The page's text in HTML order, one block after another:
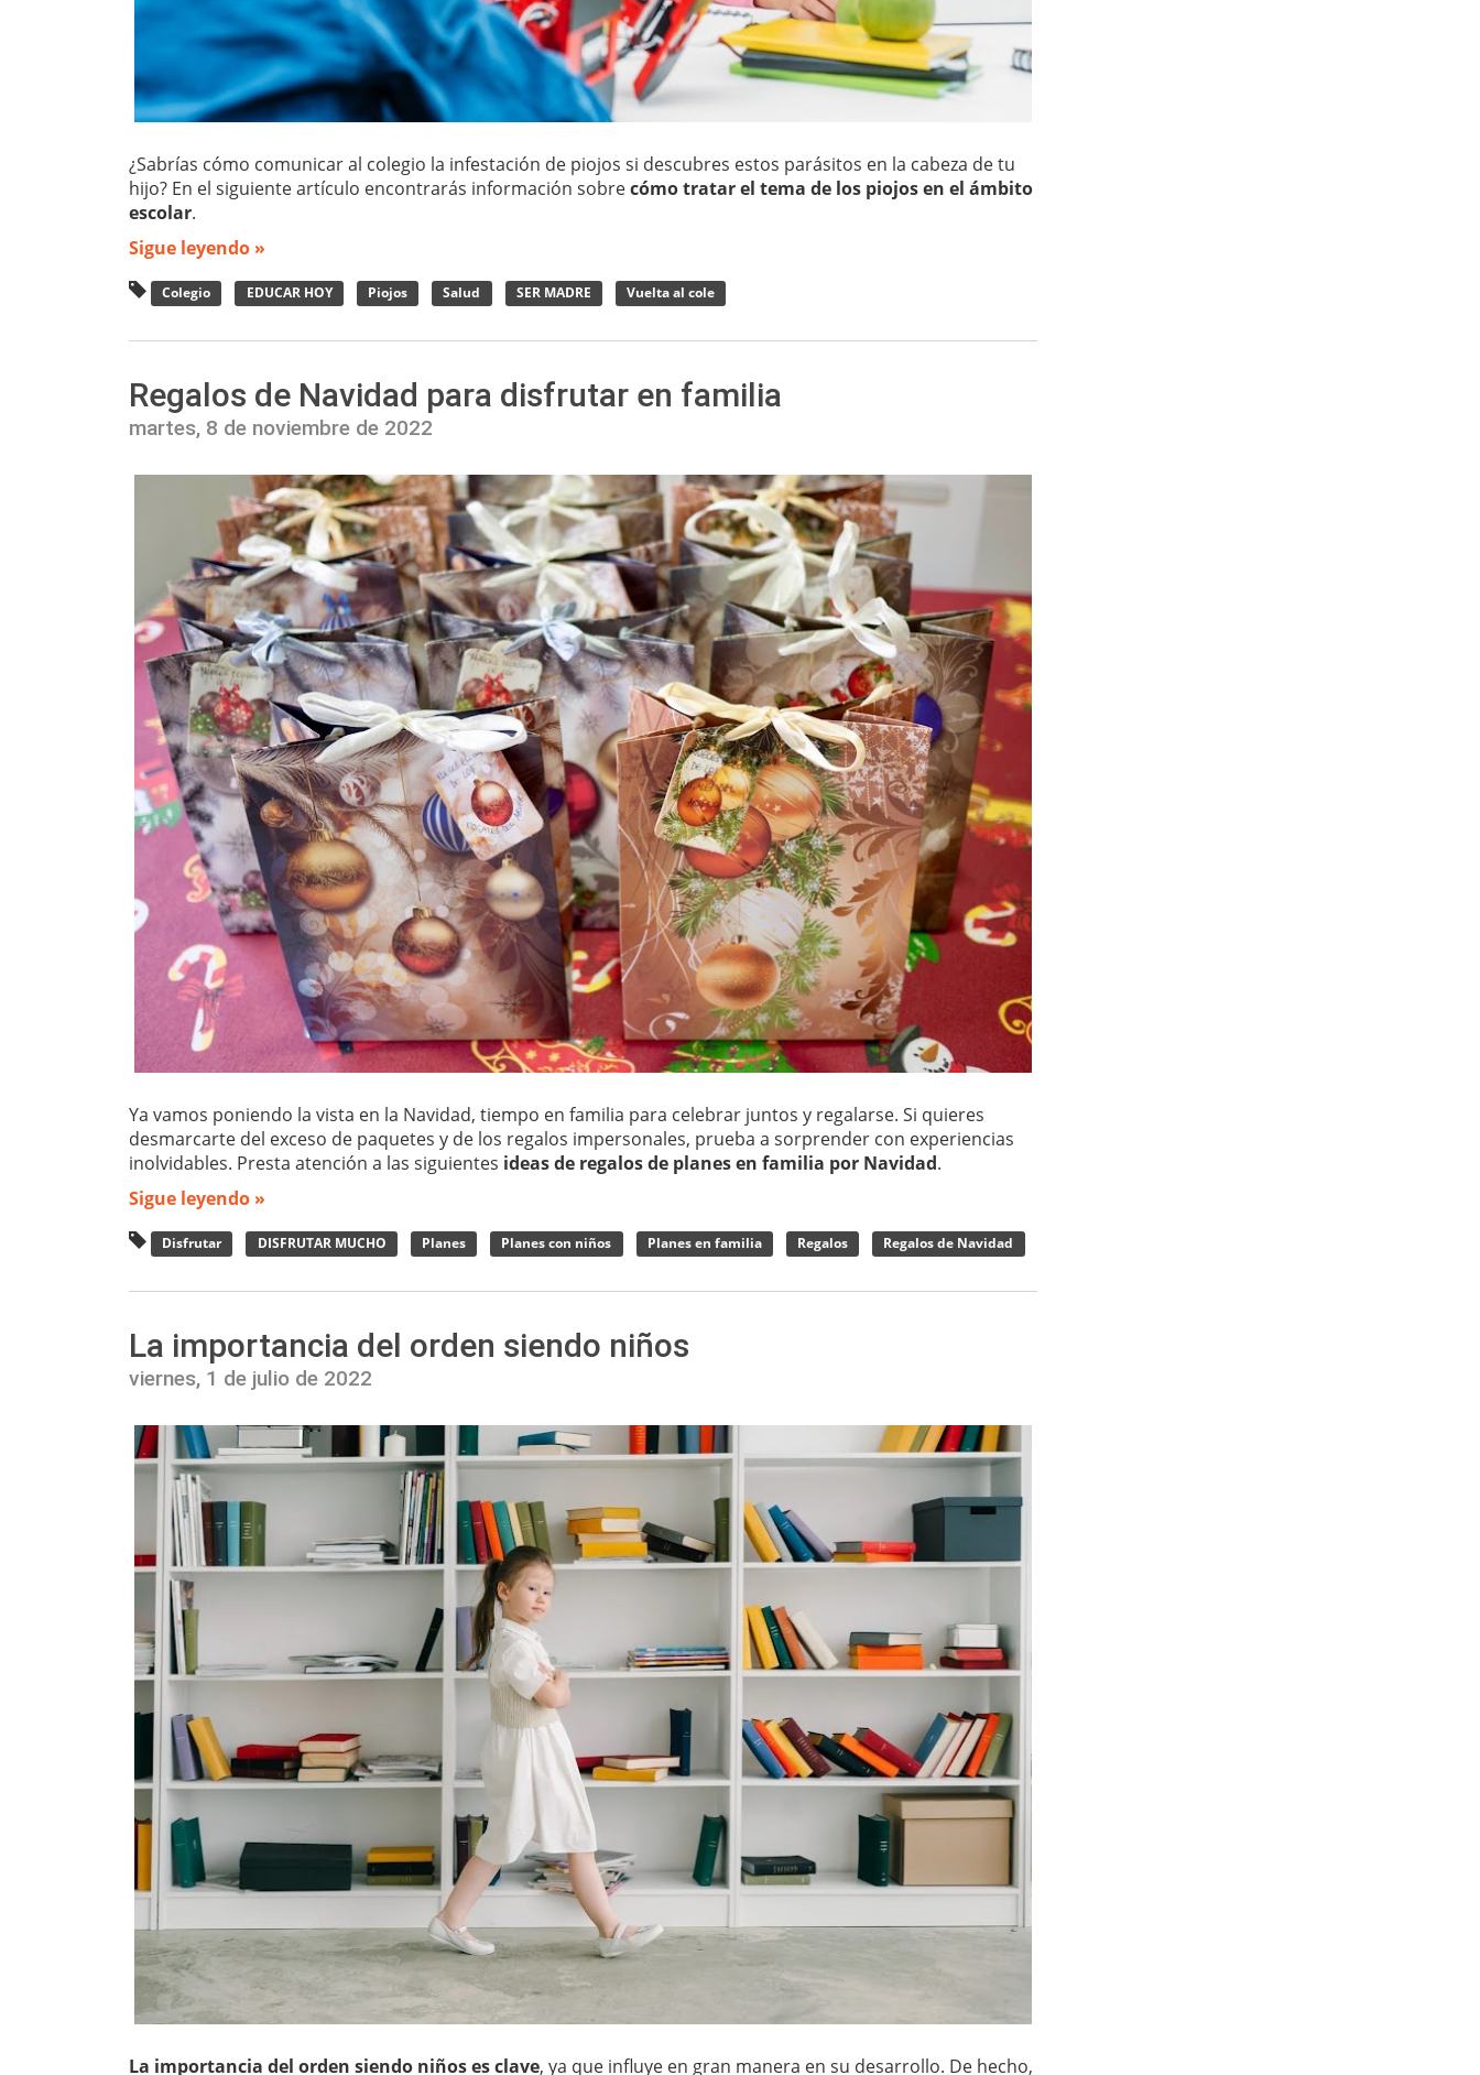
¿Sabrías cómo comunicar al colegio la infestación de piojos si descubres estos parásitos en la cabeza de tu
hijo? En el siguiente artículo encontrarás información sobrecómo tratar el tema de los piojos en el ámbito
escolar.
Sigue leyendo »
Colegio EDUCAR HOY Piojos Salud SER MADRE Vuelta al cole
Regalos de Navidad para disfrutar en familia
martes, 8 de noviembre de 2022
Ya vamos poniendo la vista en la Navidad, tiempo en familia para celebrar juntos y regalarse. Si quieres
desmarcarte del exceso de paquetes y de los regalos impersonales, prueba a sorprender con experiencias
inolvidables. Presta atención a las siguientes ideas de regalos de planes en familia por Navidad.
Sigue leyendo »
Disfrutar DISFRUTAR MUCHO Planes Planes con niños Planes en familia Regalos Regalos de Navidad
La importancia del orden siendo niños
viernes, 1 de julio de 2022
La importancia del orden siendo niños es clave, ya que influye en gran manera en su desarrollo. De hecho,